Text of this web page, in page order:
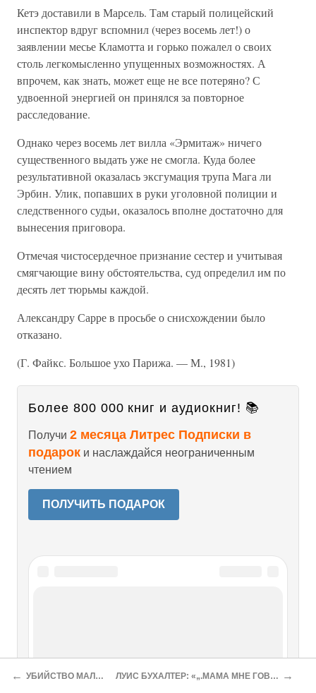
Кетэ доставили в Марсель. Там старый полицейский
инспектор вдруг вспомнил (через восемь лет!) о
заявлении месье Кламотта и горько пожалел о своих
столь легкомысленно упущенных возможностях. А
впрочем, как знать, может еще не все потеряно? С
удвоенной энергией он принялся за повторное
расследование.
Однако через восемь лет вилла «Эрмитаж» ничего
существенного выдать уже не смогла. Куда более
результативной оказалась эксгумация трупа Мага ли
Эрбин. Улик, попавших в руки уголовной полиции и
следственного судьи, оказалось вполне достаточно для
вынесения приговора.
Отмечая чистосердечное признание сестер и учитывая
смягчающие вину обстоятельства, суд определил им по
десять лет тюрьмы каждой.
Александру Сарре в просьбе о снисхождении было
отказано.
(Г. Файкс. Большое ухо Парижа. — М., 1981)
Более 800 000 книг и аудиокниг! 📚
Получи 2 месяца Литрес Подписки в
подарок и наслаждайся неограниченным
чтением
ПОЛУЧИТЬ ПОДАРОК
УБИЙСТВО ЗА 8 РУБЛЕЙ 25
← УБИЙСТВО МАЛЕНЬКОЙ ВЕРЫ ПЭЙДЖ ЛУИС БУХАЛТЕР: «„.МАМА МНЕ ГОВОРИЛА: «ТЫ МОЙ МАЛЕНЬКИЙ ЛЕПКЕЛЕ» →